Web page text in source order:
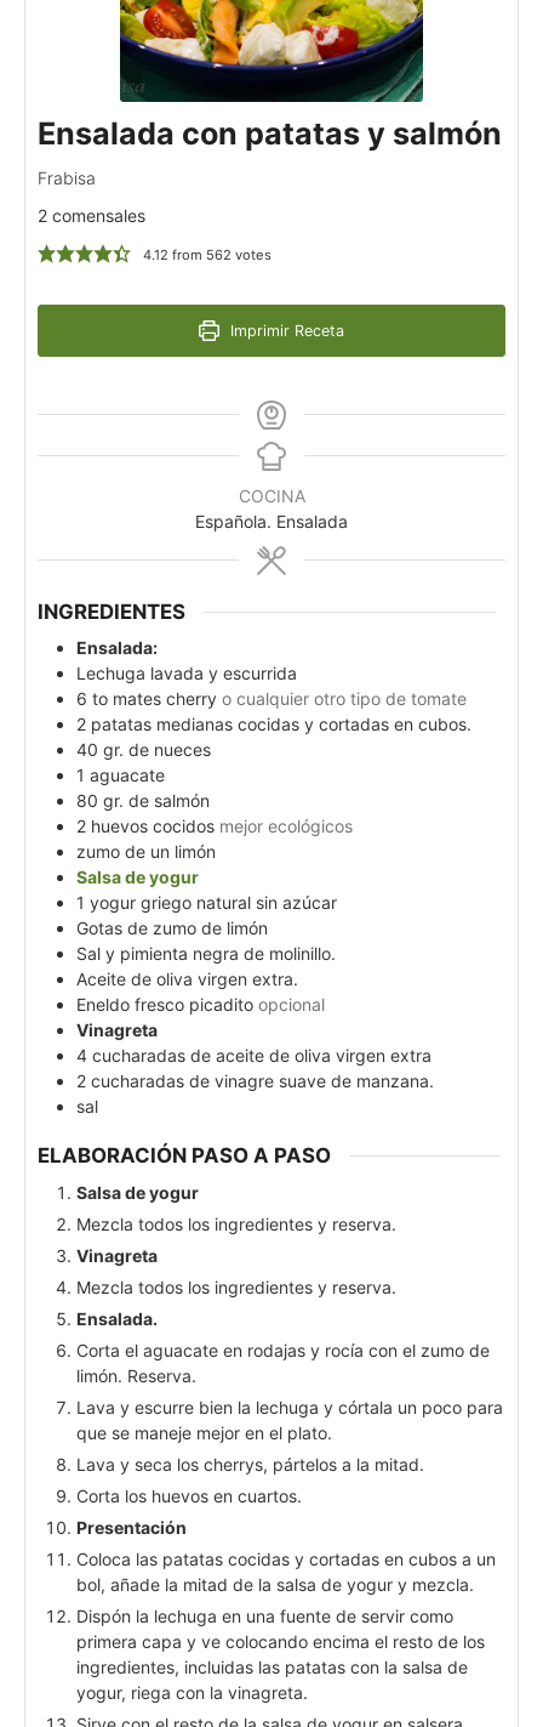
Ensalada con patatas y salmón
Frabisa
2 comensales
4.12 from 562 votes
Imprimir Receta
COCINA
Española. Ensalada
INGREDIENTES
Ensalada:
Lechuga lavada y escurrida
6 to mates cherry o cualquier otro tipo de tomate
2 patatas medianas cocidas y cortadas en cubos.
40 gr. de nueces
1 aguacate
80 gr. de salmón
2 huevos cocidos mejor ecológicos
zumo de un limón
Salsa de yogur
1 yogur griego natural sin azúcar
Gotas de zumo de limón
Sal y pimienta negra de molinillo.
Aceite de oliva virgen extra.
Eneldo fresco picadito opcional
Vinagreta
4 cucharadas de aceite de oliva virgen extra
2 cucharadas de vinagre suave de manzana.
sal
ELABORACIÓN PASO A PASO
Salsa de yogur
Mezcla todos los ingredientes y reserva.
Vinagreta
Mezcla todos los ingredientes y reserva.
Ensalada.
Corta el aguacate en rodajas y rocía con el zumo de
limón. Reserva.
Lava y escurre bien la lechuga y córtala un poco para
que se maneje mejor en el plato.
Lava y seca los cherrys, pártelos a la mitad.
Corta los huevos en cuartos.
Presentación
Coloca las patatas cocidas y cortadas en cubos a un
bol, añade la mitad de la salsa de yogur y mezcla.
Dispón la lechuga en una fuente de servir como
primera capa y ve colocando encima el resto de los
ingredientes, incluidas las patatas con la salsa de
yogur, riega con la vinagreta.